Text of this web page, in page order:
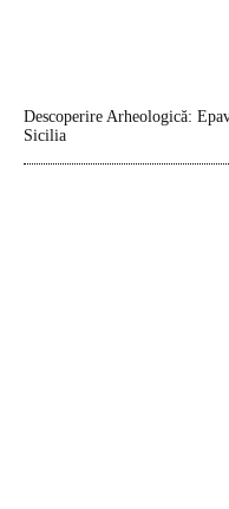
Descoperire Arheologică:
Sicilia